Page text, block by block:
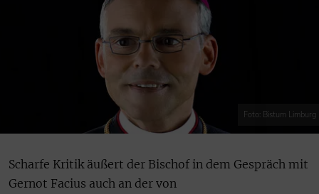
Foto: Bistum Limburg
Scharfe Kritik äußert der Bischof in dem Gespräch mit
Gernot Facius auch an der von